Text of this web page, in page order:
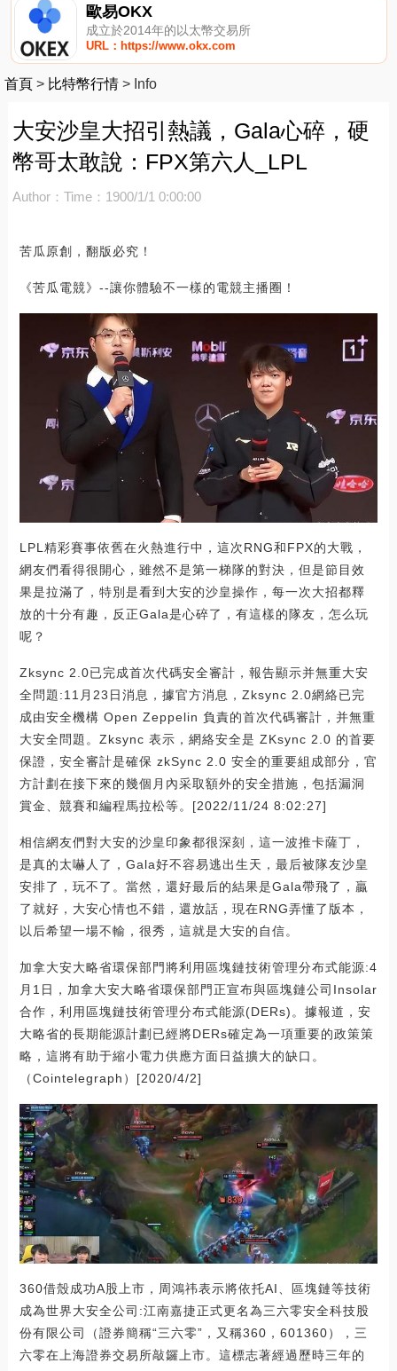
歐易OKX
成立於2014年的以太幣交易所
URL：https://www.okx.com
首頁 > 比特幣行情 > Info
大安沙皇大招引熱議，Gala心碎，硬
幣哥太敢說：FPX第六人_LPL
Author： Time：1900/1/1 0:00:00
苦瓜原創，翻版必究！
《苦瓜電競》--讓你體驗不一樣的電競主播圈！
LPL精彩賽事依舊在火熱進行中，這次RNG和FPX的大戰，
網友們看得很開心，雖然不是第一梯隊的對決，但是節目效
果是拉滿了，特別是看到大安的沙皇操作，每一次大招都釋
放的十分有趣，反正Gala是心碎了，有這樣的隊友，怎么玩
呢？
Zksync 2.0已完成首次代碼安全審計，報告顯示并無重大安
全問題:11月23日消息，據官方消息，Zksync 2.0網絡已完
成由安全機構 Open Zeppelin 負責的首次代碼審計，并無重
大安全問題。Zksync 表示，網絡安全是 ZKsync 2.0 的首要
保證，安全審計是確保 zkSync 2.0 安全的重要組成部分，官
方計劃在接下來的幾個月內采取額外的安全措施，包括漏洞
賞金、競賽和編程馬拉松等。[2022/11/24 8:02:27]
相信網友們對大安的沙皇印象都很深刻，這一波推卡薩丁，
是真的太嚇人了，Gala好不容易逃出生天，最后被隊友沙皇
安排了，玩不了。當然，還好最后的結果是Gala帶飛了，贏
了就好，大安心情也不錯，還放話，現在RNG弄懂了版本，
以后希望一場不輸，很秀，這就是大安的自信。
加拿大安大略省環保部門將利用區塊鏈技術管理分布式能源:4
月1日，加拿大安大略省環保部門正宣布與區塊鏈公司Insolar
合作，利用區塊鏈技術管理分布式能源(DERs)。據報道，安
大略省的長期能源計劃已經將DERs確定為一項重要的政策策
略，這將有助于縮小電力供應方面日益擴大的缺口。
（Cointelegraph）[2020/4/2]
360借殼成功A股上市，周鴻祎表示將依托AI、區塊鏈等技術
成為世界大安全公司:江南嘉捷正式更名為三六零安全科技股
份有限公司（證券簡稱“三六零”，又稱360，601360），三
六零在上海證券交易所敲鑼上市。這標志著經過歷時三年的